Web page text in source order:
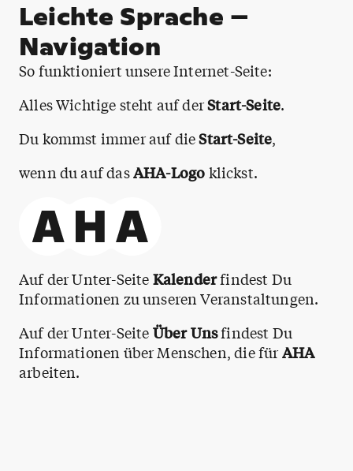
Leichte Sprache –
Navigation
So funktioniert unsere Internet-Seite:
Alles Wichtige steht auf derStart-Seite.
Du kommst immer auf dieStart-Seite,
wenn du auf dasAHA-Logo klickst.
Auf der Unter-Seite Kalenderfindest Du
Informationen zu unseren Veranstaltungen.
Auf der Unter-Seite Über Unsfindest Du
Informationen über Menschen, die fürAHA
arbeiten.